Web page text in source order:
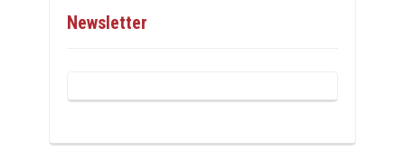
Newsletter